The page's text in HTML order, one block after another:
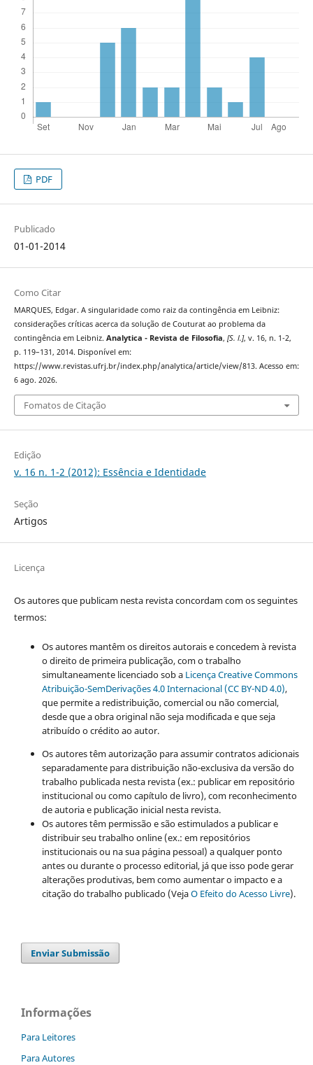
PDF
Publicado
01-01-2014
Como Citar
MARQUES, Edgar. A singularidade como raiz da contingência em Leibniz:
considerações críticas acerca da solução de Couturat ao problema da
contingência em Leibniz. Analytica - Revista de Filosofia, [S. l.], v. 16, n. 1-2,
p. 119–131, 2014. Disponível em:
https://www.revistas.ufrj.br/index.php/analytica/article/view/813. Acesso em:
6 ago. 2026.
Fomatos de Citação
Edição
v. 16 n. 1-2 (2012): Essência e Identidade
Seção
Artigos
Licença
Os autores que publicam nesta revista concordam com os seguintes
termos:
Os autores mantêm os direitos autorais e concedem à revista
o direito de primeira publicação, com o trabalho
simultaneamente licenciado sob aLicença Creative Commons
Atribuição-SemDerivações 4.0 Internacional (CC BY-ND 4.0),
que permite a redistribuição, comercial ou não comercial,
desde que a obra original não seja modificada e que seja
atribuído o crédito ao autor.
Os autores têm autorização para assumir contratos adicionais
separadamente para distribuição não-exclusiva da versão do
trabalho publicada nesta revista (ex.: publicar em repositório
institucional ou como capítulo de livro), com reconhecimento
de autoria e publicação inicial nesta revista.
Os autores têm permissão e são estimulados a publicar e
distribuir seu trabalho online (ex.: em repositórios
institucionais ou na sua página pessoal) a qualquer ponto
antes ou durante o processo editorial, já que isso pode gerar
alterações produtivas, bem como aumentar o impacto e a
citação do trabalho publicado (VejaO Efeito do Acesso Livre).
Enviar Submissão
Informações
Para Leitores
Para Autores